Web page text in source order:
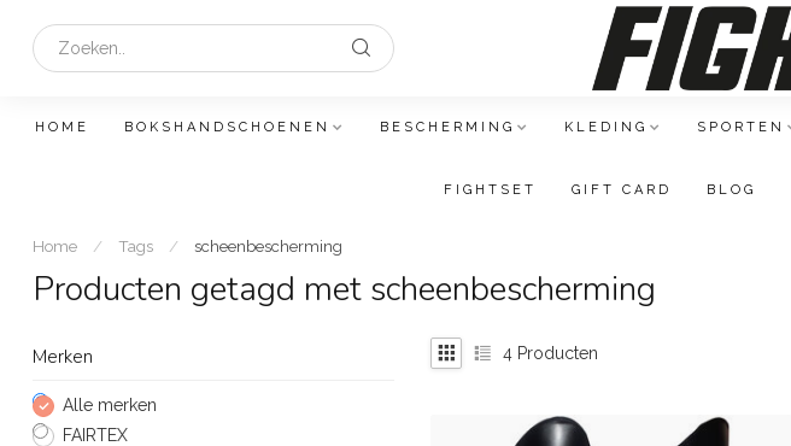
HOME BOKSHANDSCHOENEN BESCHERMING KLEDING SPORTEN
FIGHTSET GIFT CARD BLOG
Home / Tags / scheenbescherming
Producten getagd met scheenbescherming
Merken
Alle merken
FAIRTEX
4 Producten